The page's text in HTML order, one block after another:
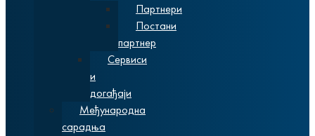
Партнери
Постани
партнер
Сервиси
и
догађаји
Међународна
сарадња